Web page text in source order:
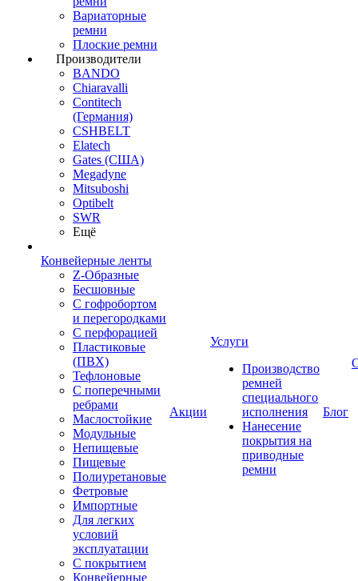
Вариаторные
ремни
Плоские ремни
Производители
BANDO
Chiaravalli
Contitech
(Германия)
CSHBELT
Elatech
Gates (США)
Megadyne
Mitsuboshi
Optibelt
SWR
Ещё
Конвейерные ленты
Z-Образные
Бесшовные
С гофробортом
и перегородками
С перфорацией
Пластиковые
(ПВХ)
Тефлоновые
С поперечными
ребрами
Маслостойкие
Модульные
Непищевые
Пищевые
Полиуретановые
Фетровые
Импортные
Для легких
условий
эксплуатации
С покрытием
Конвейерные
Акции
Услуги
Производство
ремней
специального
исполнения
Нанесение
покрытия на
приводные
ремни
Блог